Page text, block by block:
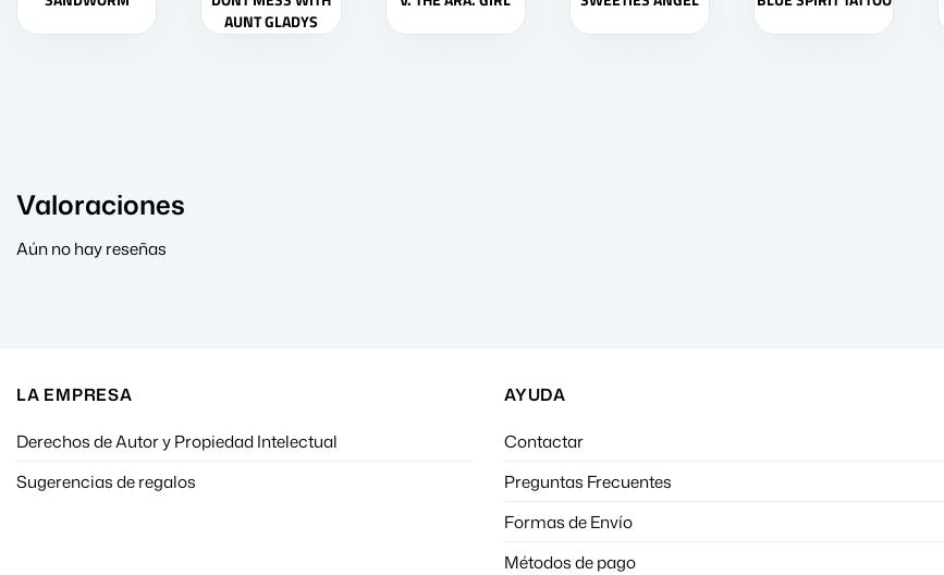
AUNT GLADYS
Valoraciones
Aún no hay reseñas
LA EMPRESA
Derechos de Autor y Propiedad Intelectual
Sugerencias de regalos
AYUDA
Contactar
Preguntas Frecuentes
Formas de Envío
Métodos de pago